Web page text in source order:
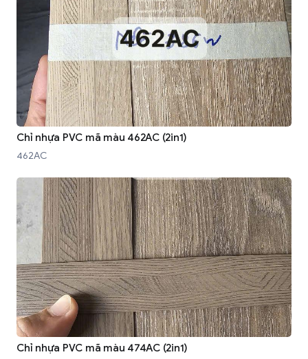
Chỉ nhựa PVC mã màu 462AC (2in1)
462AC
Chỉ nhựa PVC mã màu 474AC (2in1)